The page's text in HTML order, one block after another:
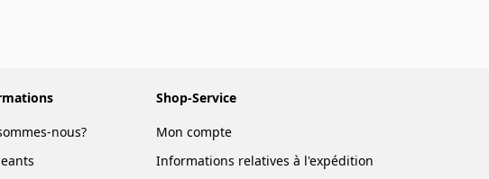
nous?
Shop-Service
Mon compte
Informations relatives à l'expédition